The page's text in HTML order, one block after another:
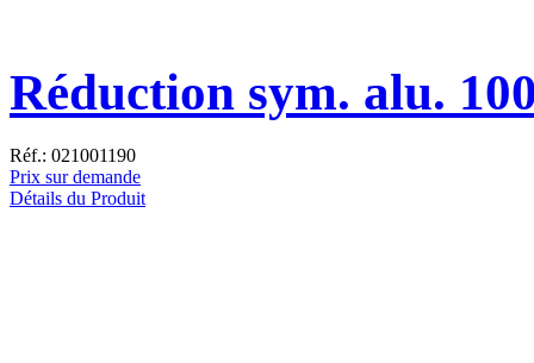
Réduction sym. alu.
Réf.: 021001190
Prix sur demande
Détails du Produit